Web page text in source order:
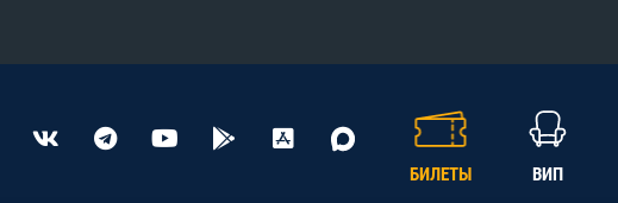
Конференция «Восток»
БИЛЕТЫ ВИП